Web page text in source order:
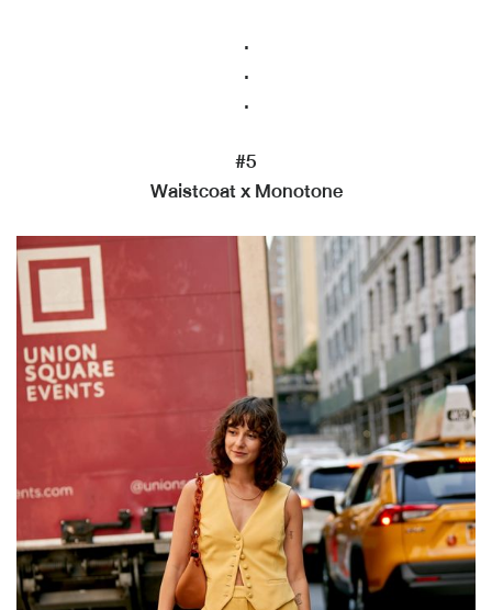
.
.
.
#5
Waistcoat x Monotone